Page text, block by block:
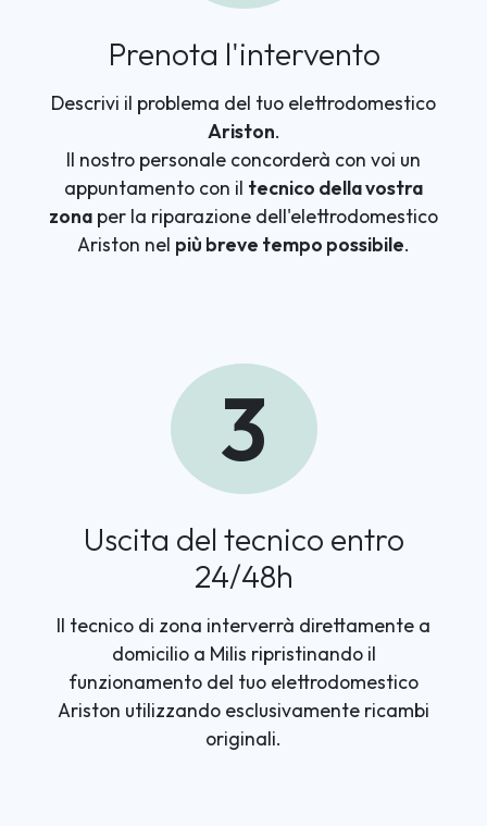
Prenota l'intervento
Descrivi il problema del tuo elettrodomestico
Ariston.
Il nostro personale concorderà con voi un
appuntamento con il tecnico della vostra
zona per la riparazione dell'elettrodomestico
Ariston nel più breve tempo possibile.
3
Uscita del tecnico entro
24/48h
Il tecnico di zona interverrà direttamente a
domicilio a Milis ripristinando il
funzionamento del tuo elettrodomestico
Ariston utilizzando esclusivamente ricambi
originali.